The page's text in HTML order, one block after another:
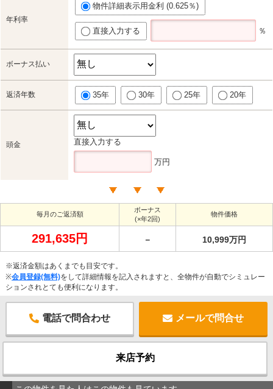
年利率
物件詳細表示用金利 (0.625％)
直接入力する ％
ボーナス払い
返済年数 35年 30年 25年 20年
頭金 直接入力する
万円
毎月のご返済額
ボーナス
(×年2回)
物件価格
291,635円 － 10,999万円
※返済金額はあくまでも目安です。
※会員登録(無料)をして詳細情報を記入されますと、全物件が自動でシミュレー
ションされとても便利になります。
電話で問合わせ メールで問合せ
来店予約